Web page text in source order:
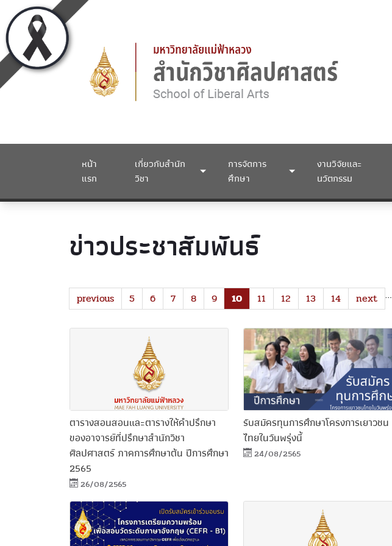
หน้า
แรก
เกี่ยวกับสำนัก
วิชา
การจัดการ
ศึกษา
งานวิจัยและ
นวัตกรรม
ข่าวประชาสัมพันธ์
previous …
5 6 7 8 9 10 11 12 13 14 next
ตารางสอนสอนและตารางให้คำปรึกษา
ของอาจารย์ที่ปรึกษาสำนักวิชา
ศิลปศาสตร์ ภาคการศึกษาต้น ปีการศึกษา
2565
26/08/2565
รับสมัครทุนการศึกษาโครงการเยาวชน
ไทยในวันพรุ่งนี้
24/08/2565